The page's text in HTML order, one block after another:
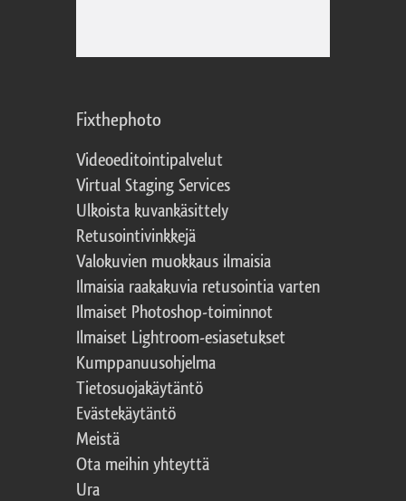
Fixthephoto
Videoeditointipalvelut
Virtual Staging Services
Ulkoista kuvankäsittely
Retusointivinkkejä
Valokuvien muokkaus ilmaisia
Ilmaisia raakakuvia retusointia varten
Ilmaiset Photoshop-toiminnot
Ilmaiset Lightroom-esiasetukset
Kumppanuusohjelma
Tietosuojakäytäntö
Evästekäytäntö
Meistä
Ota meihin yhteyttä
Ura